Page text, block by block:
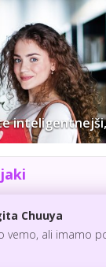
Chuuya
vemo, ali imamo